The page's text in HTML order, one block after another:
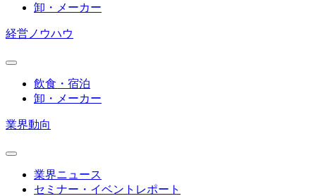
卸・メーカー
経営ノウハウ
飲食・宿泊
卸・メーカー
業界動向
業界ニュース
セミナー・イベントレポート